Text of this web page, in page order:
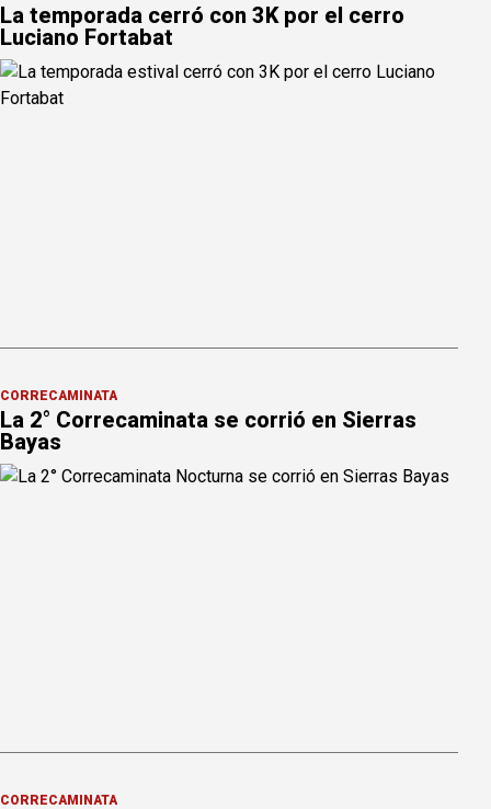
La temporada cerró con 3K por el cerro
Luciano Fortabat
CORRECAMINATA
La 2° Correcaminata se corrió en Sierras
Bayas
CORRECAMINATA